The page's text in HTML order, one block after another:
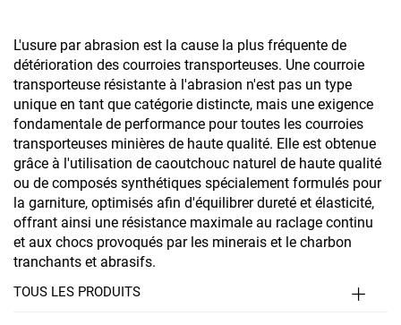
L'usure par abrasion est la cause la plus fréquente de
détérioration des courroies transporteuses. Une courroie
transporteuse résistante à l'abrasion n'est pas un type
unique en tant que catégorie distincte, mais une exigence
fondamentale de performance pour toutes les courroies
transporteuses minières de haute qualité. Elle est obtenue
grâce à l'utilisation de caoutchouc naturel de haute qualité
ou de composés synthétiques spécialement formulés pour
la garniture, optimisés afin d'équilibrer dureté et élasticité,
offrant ainsi une résistance maximale au raclage continu
et aux chocs provoqués par les minerais et le charbon
tranchants et abrasifs.
TOUS LES PRODUITS